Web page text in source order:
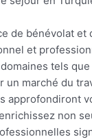
de bénévolat
et
tels
marché du
approfondiront
non